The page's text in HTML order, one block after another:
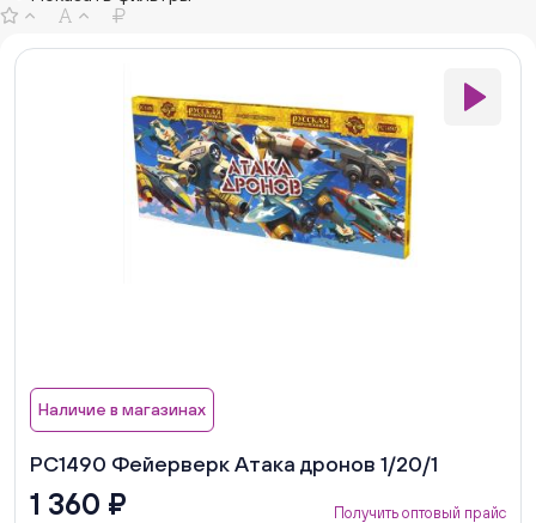
Наличие в магазинах
РС1490 Фейерверк Атака дронов 1/20/1
1 360 ₽ Получить оптовый прайс